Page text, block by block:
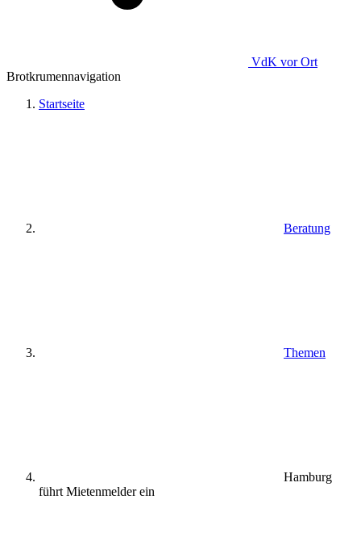
VdK vor Ort
Brotkrumennavigation
Startseite
Beratung
Themen
Hamburg
führt Mietenmelder ein